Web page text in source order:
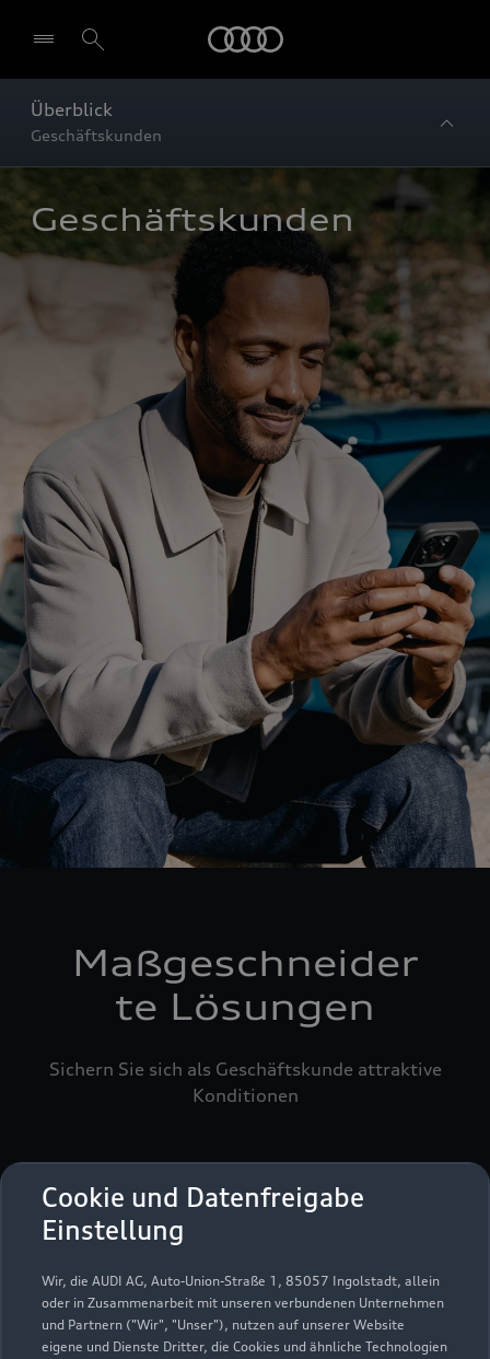
Cookie und Datenfreigabe
Einstellung
Wir, die AUDI AG, Auto-Union-Straße 1, 85057 Ingolstadt, allein
oder in Zusammenarbeit mit unseren verbundenen Unternehmen
und Partnern ("Wir", "Unser"), nutzen auf unserer Website
eigene und Dienste Dritter, die Cookies und ähnliche Technologien
Überblick
Geschäftskunden
Geschäftskunden
Maßgeschneider
te Lösungen
Sichern Sie sich als Geschäftskunde attraktive
Konditionen